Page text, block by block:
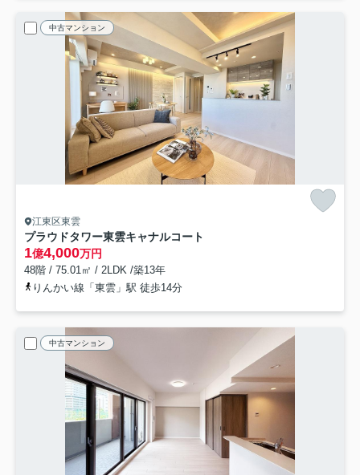
中古マンション
江東区東雲
プラウドタワー東雲キャナルコート
1億4,000万円
48階 / 75.01㎡ / 2LDK /築13年
りんかい線「東雲」駅 徒歩14分
中古マンション